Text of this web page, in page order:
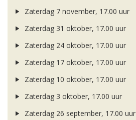
Zaterdag 7 november, 17.00 uur
Zaterdag 31 oktober, 17.00 uur
Zaterdag 24 oktober, 17.00 uur
Zaterdag 17 oktober, 17.00 uur
Zaterdag 10 oktober, 17.00 uur
Zaterdag 3 oktober, 17.00 uur
Zaterdag 26 september, 17.00 uur